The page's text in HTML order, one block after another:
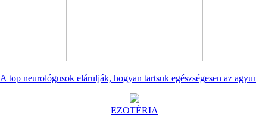
A top neurológusok elárulják, hogyan tartsuk egészségesen az
EZOTÉRIA